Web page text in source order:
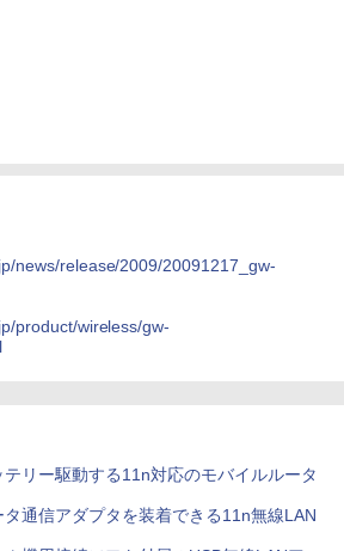
news/release/2009/20091217_gw-
product/wireless/gw-
リー駆動する11n対応のモバイルルータ
通信アダプタを装着できる11n無線LAN